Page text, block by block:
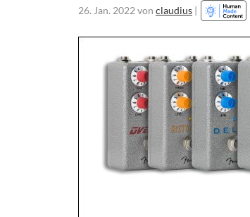
26. Jan. 2022 von claudius |